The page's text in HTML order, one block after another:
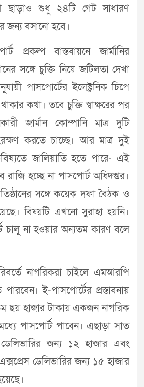
ছাড়াও শুধু ২৪টি গেট সাধারণ
জন্য বসানো হবে।
প্রকল্প বাস্তবায়নে জার্মানির
সঙ্গে চুক্তি নিয়ে জটিলতা দেখা
পাসপোর্টের ইলেক্ট্রনিক চিপে
কথা। তবে চুক্তি স্বাক্ষরের পর
জার্মান কোম্পানি মাত্র দুটি
করতে চাচ্ছে। আর মাত্র দুই
জালিয়াতি হতে পারে- এই
রাজি হচ্ছে না পাসপোর্ট অধিদপ্তর।
সঙ্গে কয়েক দফা বৈঠক ও
বিষয়টি এখনো সুরাহা হয়নি।
চালু না হওয়ার অন্যতম কারণ বলে
নাগরিকরা চাইলে এমআরপি
ই-পাসপোর্টের প্রস্তাবনায়
ছয় হাজার টাকায় একজন নাগরিক
পাসপোর্ট পাবেন। এছাড়া সাত
ডেলিভারির জন্য ১২ হাজার এবং
ডেলিভারির জন্য ১৫ হাজার